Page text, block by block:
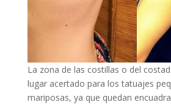
La zona de las costillas o del
lugar acertado para los tatuajes
mariposas, ya que quedan